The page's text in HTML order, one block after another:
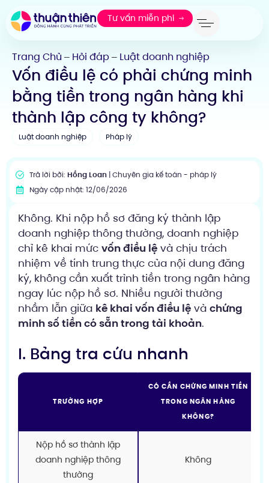
Tư vấn miễn phí
Trang Chủ — Hỏi đáp — Luật doanh nghiệp
Vốn điều lệ có phải chứng minh
bằng tiền trong ngân hàng khi
thành lập công ty không?
Luật doanh nghiệp Pháp lý
Trả lời bởi: Hồng Loan| Chuyên gia kế toán - pháp lý
Ngày cập nhật: 12/06/2026
Không. Khi nộp hồ sơ đăng ký thành lập
doanh nghiệp thông thường, doanh nghiệp
chỉ kê khai mức vốn điều lệ và chịu trách
nhiệm về tính trung thực của nội dung đăng
ký, không cần xuất trình tiền trong ngân hàng
ngay lúc nộp hồ sơ. Nhiều người thường
nhầm lẫn giữa kê khai vốn điều lệ và chứng
minh số tiền có sẵn trong tài khoản.
I. Bảng tra cứu nhanh
TRƯỜNG HỢP
CÓ CẦN CHỨNG MINH TIỀN
TRONG NGÂN HÀNG
KHÔNG?
Nộp hồ sơ thành lập
doanh nghiệp thông
thường
Không